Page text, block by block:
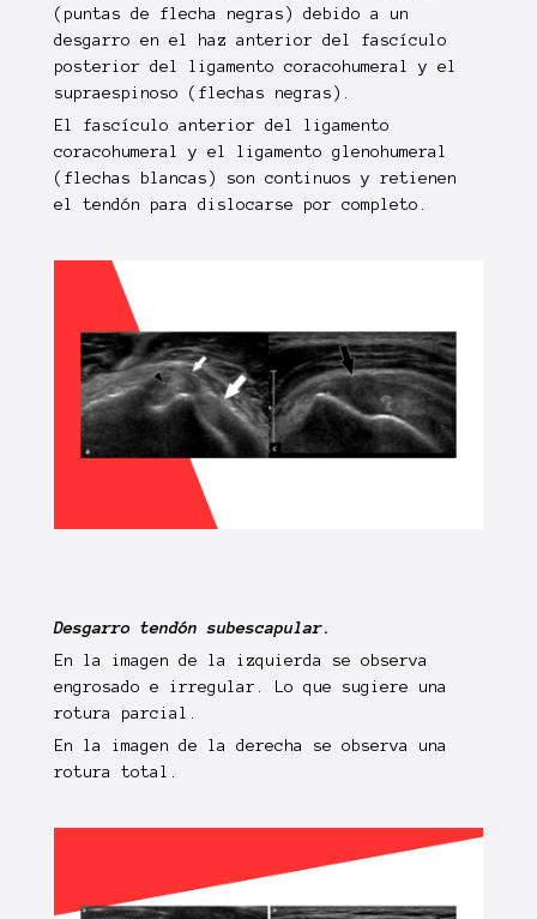
(puntas de flecha negras)
debido a un
desgarro en el haz anterior del fascículo
posterior del ligamento coracohumeral y el
supraespinoso (flechas negras)
El fascículo anterior del ligamento
coracohumeral y el ligamento glenohumeral
(flechas blancas) son continuos y retienen
el tendón para dislocarse por completo.
Desgarro tendón subescapular.
En la imagen de la izquierda se observa
engrosado e irregular . Lo que sugiere una
rotura parcial
En la imagen de la derecha se observa una
rotura total